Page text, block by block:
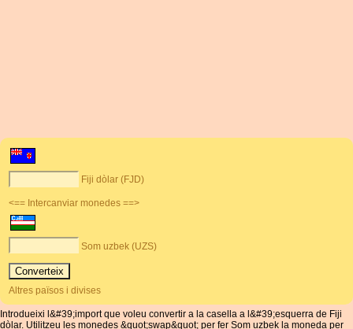
Fiji dòlar (FJD)
<== Intercanviar monedes ==>
Som uzbek (UZS)
Altres països i divises
Introdueixi l&#39;import que voleu convertir a la casella a l&#39;esquerra de Fiji
dòlar. Utilitzeu les monedes &quot;swap&quot; per fer Som uzbek la moneda per